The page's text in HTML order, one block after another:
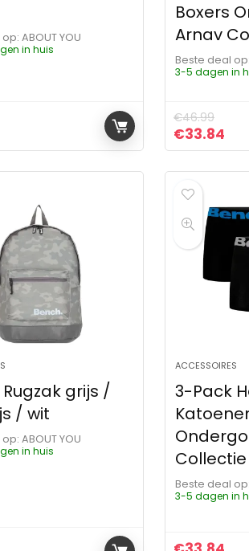
ABOUT YOU
in huis
prijs was: €29.99.
prijs is: €26.99.
Boxers
Arnav
Beste deal op:
3-5 dagen in
€46.99
€33.84
Rugzak grijs /
/ wit
ABOUT YOU
in huis
ACCESSOIRES
3-Pack
Collectie
Beste deal op:
3-5 dagen in